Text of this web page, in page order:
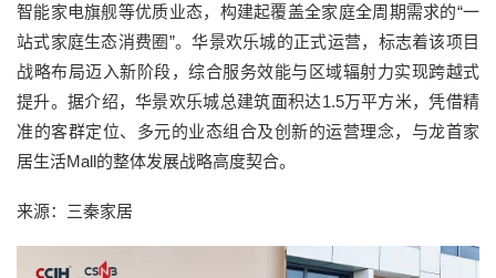
智能家电旗舰等优质业态，构建起覆盖全家庭全周期需求的“一
站式家庭生态消费圈”。华景欢乐城的正式运营，标志着该项目
战略布局迈入新阶段，综合服务效能与区域辐射力实现跨越式
提升。据介绍，华景欢乐城总建筑面积达1.5万平方米，凭借精
准的客群定位、多元的业态组合及创新的运营理念，与龙首家
居生活Mall的整体发展战略高度契合。
来源：三秦家居